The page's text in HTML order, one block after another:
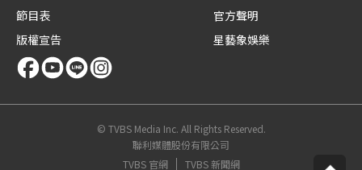
節目表
版權宣告
官方聲明
星藝象娛樂
© TVBS Media Inc. All Rights Reserved.
聯利媒體股份有限公司
TVBS 官網
TVBS 新聞網